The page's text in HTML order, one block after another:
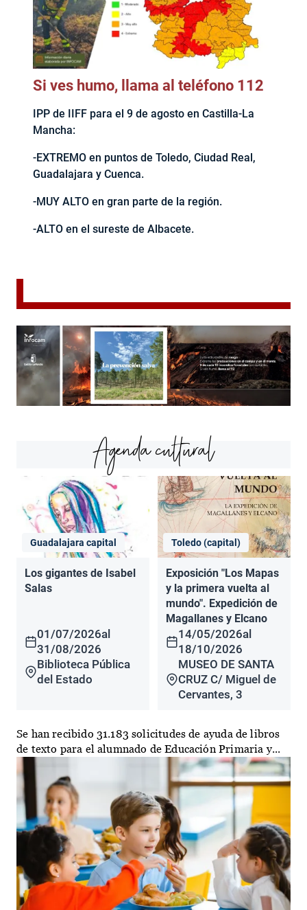
Si ves humo, llama al teléfono 112
IPP de IIFF para el 9 de agosto en Castilla-La
Mancha:
-EXTREMO en puntos de Toledo, Ciudad Real,
Guadalajara y Cuenca.
-MUY ALTO en gran parte de la región.
-ALTO en el sureste de Albacete.
Agenda cultural
Guadalajara capital
Los gigantes de Isabel
Salas
01/07/2026al
31/08/2026
Biblioteca Pública
del Estado
Toledo (capital)
Exposición "Los Mapas
y la primera vuelta al
mundo". Expedición de
Magallanes y Elcano
14/05/2026al
18/10/2026
MUSEO DE SANTA
CRUZ C/ Miguel de
Cervantes, 3
Se han recibido 31.183 solicitudes de ayuda de libros
de texto para el alumnado de Educación Primaria y...